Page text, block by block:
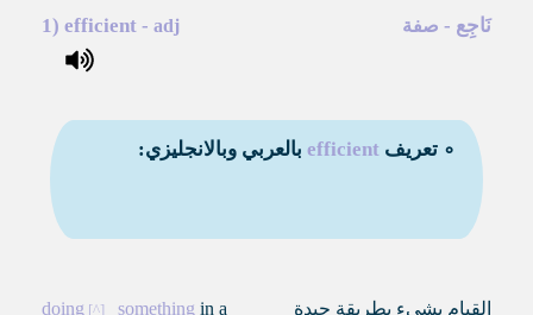
نَاجِع - صفة 1) efficient - adj
∘ تعريفefficient بالعربي وبالانجليزي:
القيام بشيء بطريقة جيدة
doing something in a